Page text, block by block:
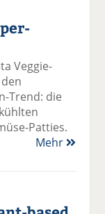
Veggie-
Trend: die
Patties.
Mehr